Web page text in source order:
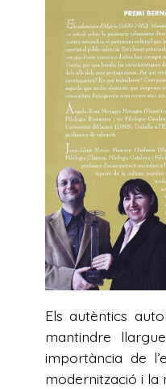
Els autèntics
mantindre
importància de
modernització i la